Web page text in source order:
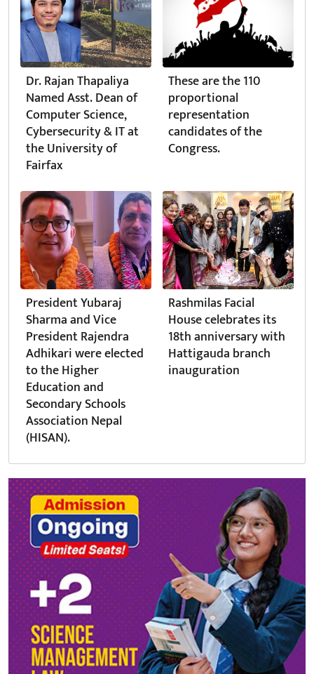
Dr. Rajan Thapaliya
Named Asst. Dean of
Computer Science,
Cybersecurity & IT at
the University of
Fairfax
These are the 110
proportional
representation
candidates of the
Congress.
President Yubaraj
Sharma and Vice
President Rajendra
Adhikari were elected
to the Higher
Education and
Secondary Schools
Association Nepal
(HISAN).
Rashmilas Facial
House celebrates its
18th anniversary with
Hattigauda branch
inauguration